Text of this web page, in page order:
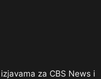
za CBS News i